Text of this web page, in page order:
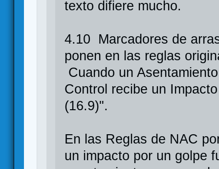
texto difiere mucho.
4.10 Marcadores de
ponen en las reglas
Cuando un
Control recibe un
(16.9)".
En las Reglas de NAC
un impacto por un golpe